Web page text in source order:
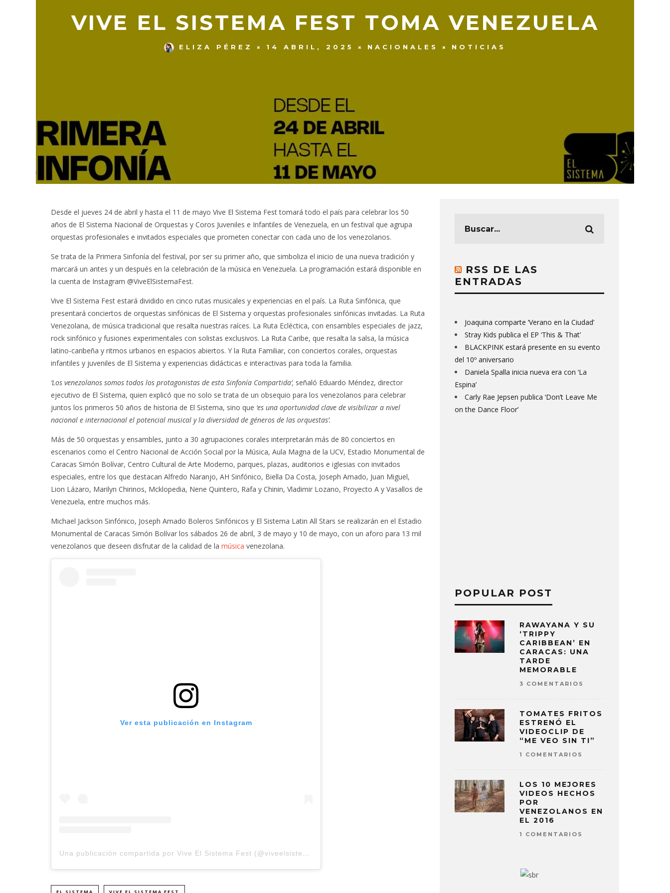
VIVE EL SISTEMA FEST TOMA VENEZUELA
ELIZA PÉREZ 14 ABRIL, 2025 NACIONALES NOTICIAS
Desde el jueves 24 de abril y hasta el 11 de mayo Vive El Sistema Fest tomará todo el país para celebrar los 50
años de El Sistema Nacional de Orquestas y Coros Juveniles e Infantiles de Venezuela, en un festival que agrupa
orquestas profesionales e invitados especiales que prometen conectar con cada uno de los venezolanos.
Se trata de la Primera Sinfonía del festival, por ser su primer año, que simboliza el inicio de una nueva tradición y
marcará un antes y un después en la celebración de la música en Venezuela. La programación estará disponible en
la cuenta de Instagram @ViveElSistemaFest.
Vive El Sistema Fest estará dividido en cinco rutas musicales y experiencias en el país. La Ruta Sinfónica, que
presentará conciertos de orquestas sinfónicas de El Sistema y orquestas profesionales sinfónicas invitadas. La Ruta
Venezolana, de música tradicional que resalta nuestras raíces. La Ruta Ecléctica, con ensambles especiales de jazz,
rock sinfónico y fusiones experimentales con solistas exclusivos. La Ruta Caribe, que resalta la salsa, la música
latino-caribeña y ritmos urbanos en espacios abiertos. Y la Ruta Familiar, con conciertos corales, orquestas
infantiles y juveniles de El Sistema y experiencias didácticas e interactivas para toda la familia.
‘Los venezolanos somos todos los protagonistas de esta Sinfonía Compartida’, señaló Eduardo Méndez, director
ejecutivo de El Sistema, quien explicó que no solo se trata de un obsequio para los venezolanos para celebrar
juntos los primeros 50 años de historia de El Sistema, sino que ‘es una oportunidad clave de visibilizar a nivel
nacional e internacional el potencial musical y la diversidad de géneros de las orquestas’.
Más de 50 orquestas y ensambles, junto a 30 agrupaciones corales interpretarán más de 80 conciertos en
escenarios como el Centro Nacional de Acción Social por la Música, Aula Magna de la UCV, Estadio Monumental de
Caracas Simón Bolívar, Centro Cultural de Arte Moderno, parques, plazas, auditorios e iglesias con invitados
especiales, entre los que destacan Alfredo Naranjo, AH Sinfónico, Biella Da Costa, Joseph Amado, Juan Miguel,
Lion Lázaro, Marilyn Chirinos, Mcklopedia, Nene Quintero, Rafa y Chinin, Vladimir Lozano, Proyecto A y Vasallos de
Venezuela, entre muchos más.
Michael Jackson Sinfónico, Joseph Amado Boleros Sinfónicos y El Sistema Latin All Stars se realizarán en el Estadio
Monumental de Caracas Simón Bolívar los sábados 26 de abril, 3 de mayo y 10 de mayo, con un aforo para 13 mil
venezolanos que deseen disfrutar de la calidad de la música venezolana.
Ver esta publicación en Instagram
Una publicación compartida por Vive El Sistema Fest (@viveelsistemafest)
EL SISTEMA VIVE EL SISTEMA FEST
RSS DE LAS
ENTRADAS
Joaquina comparte ‘Verano en la Ciudad’
Stray Kids publica el EP ‘This & That’
BLACKPINK estará presente en su evento
del 10º aniversario
Daniela Spalla inicia nueva era con ‘La
Espina’
Carly Rae Jepsen publica ‘Don’t Leave Me
on the Dance Floor’
POPULAR POST
RAWAYANA Y SU
‘TRIPPY
CARIBBEAN’ EN
CARACAS: UNA
TARDE
MEMORABLE
3 COMENTARIOS
TOMATES FRITOS
ESTRENÓ EL
VIDEOCLIP DE
“ME VEO SIN TI”
1 COMENTARIOS
LOS 10 MEJORES
VIDEOS HECHOS
POR
VENEZOLANOS EN
EL 2016
1 COMENTARIOS